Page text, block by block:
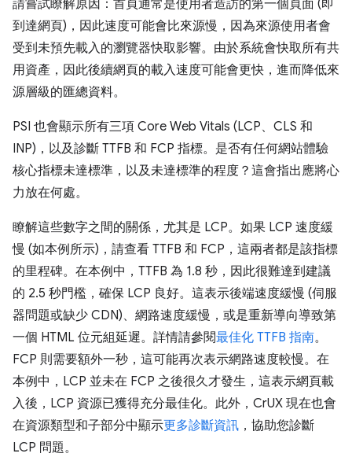
請嘗試瞭解原因：首頁通常是使用者造訪的第一個頁面 (即
到達網頁)，因此速度可能會比來源慢，因為來源使用者會
受到未預先載入的瀏覽器快取影響。由於系統會快取所有共
用資產，因此後續網頁的載入速度可能會更快，進而降低來
源層級的匯總資料。
PSI 也會顯示所有三項 Core Web Vitals (LCP、CLS 和
INP)，以及診斷 TTFB 和 FCP 指標。是否有任何網站體驗
核心指標未達標準，以及未達標準的程度？這會指出應將心
力放在何處。
瞭解這些數字之間的關係，尤其是 LCP。如果 LCP 速度緩
慢 (如本例所示)，請查看 TTFB 和 FCP，這兩者都是該指標
的里程碑。在本例中，TTFB 為 1.8 秒，因此很難達到建議
的 2.5 秒門檻，確保 LCP 良好。這表示後端速度緩慢 (伺服
器問題或缺少 CDN)、網路速度緩慢，或是重新導向導致第
一個 HTML 位元組延遲。詳情請參閱最佳化 TTFB 指南。
FCP 則需要額外一秒，這可能再次表示網路速度較慢。在
本例中，LCP 並未在 FCP 之後很久才發生，這表示網頁載
入後，LCP 資源已獲得充分最佳化。此外，CrUX 現在也會
在資源類型和子部分中顯示更多診斷資訊 ，協助您診斷
LCP 問題。